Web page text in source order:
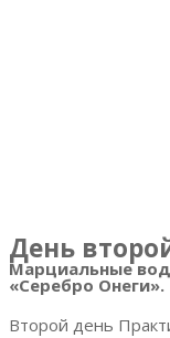
День
Марциальные
«Серебро Онеги».
Второй день